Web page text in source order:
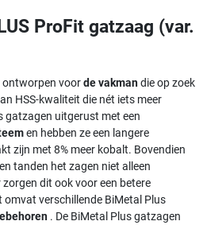
ProFit gatzaag (var.
ontworpen voorde vakmandie op zoek
HSS-kwaliteit die nét iets meer
gatzagen uitgerust met een
en hebben ze een langere
zijn met 8% meer kobalt. Bovendien
tanden het zagen niet alleen
dit ook voor een betere
verschillende BiMetal Plus
. De BiMetal Plus gatzagen